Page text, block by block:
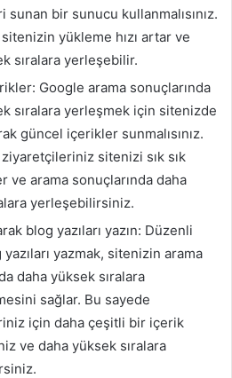
sunan bir sunucu kullanmalısınız.
yükleme hızı artar ve
sıralara yerleşebilir.
Google arama sonuçlarında
sıralara yerleşmek için sitenizde
güncel içerikler sunmalısınız.
sitenizi sık sık
ve arama sonuçlarında daha
yerleşebilirsiniz.
blog yazıları yazın: Düzenli
yazmak, sitenizin arama
daha yüksek sıralara
sağlar. Bu sayede
için daha çeşitli bir içerik
ve daha yüksek sıralara